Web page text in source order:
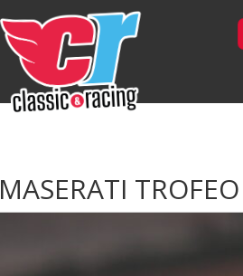
MASERATI